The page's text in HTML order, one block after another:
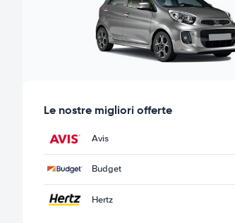
Le nostre migliori offerte
Avis
Budget
Hertz